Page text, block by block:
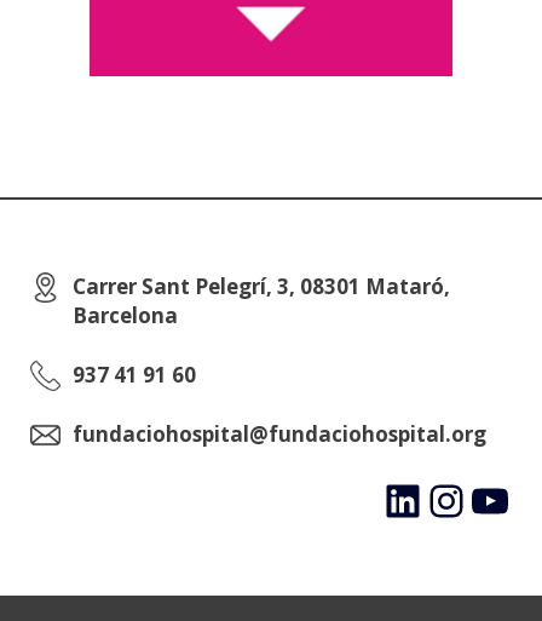
Carrer Sant Pelegrí, 3, 08301 Mataró,
Barcelona
937 41 91 60
fundaciohospital@fundaciohospital.org
LinkedInInstagram
YouTube